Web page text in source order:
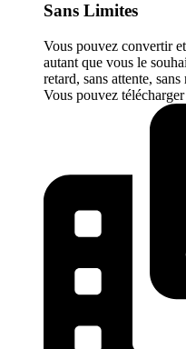
Sans Limites
Vous pouvez convertir
autant que vous le
retard, sans attente,
Vous pouvez